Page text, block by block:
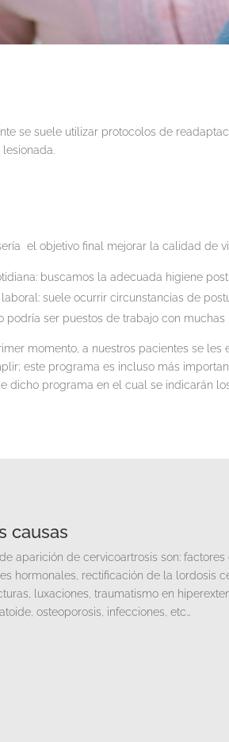
se suele utilizar protocolos de
el objetivo final mejorar la calidad de
buscamos la adecuada higiene
suele ocurrir circunstancias de
podría ser puestos de trabajo con muchas
momento, a nuestros pacientes se
este programa es incluso más
dicho programa en el cual se indicarán
causas
de aparición de cervicoartrosis son:
hormonales, rectificación de la lordosis
luxaciones, traumatismo en
osteoporosis, infecciones, etc…